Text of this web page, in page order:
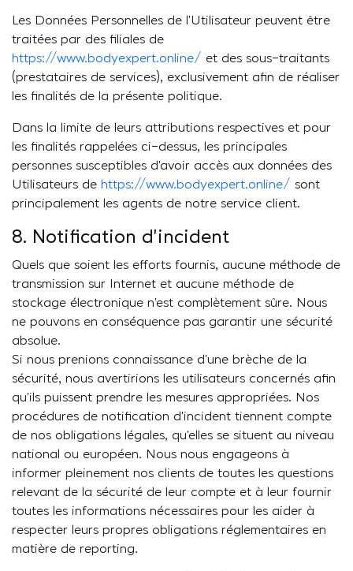
Les Données Personnelles de l’Utilisateur peuvent être
traitées par des filiales de
https://www.bodyexpert.online/ et des sous-traitants
(prestataires de services), exclusivement afin de réaliser
les finalités de la présente politique.
Dans la limite de leurs attributions respectives et pour
les finalités rappelées ci-dessus, les principales
personnes susceptibles d’avoir accès aux données des
Utilisateurs de https://www.bodyexpert.online/ sont
principalement les agents de notre service client.
8. Notification d’incident
Quels que soient les efforts fournis, aucune méthode de
transmission sur Internet et aucune méthode de
stockage électronique n’est complètement sûre. Nous
ne pouvons en conséquence pas garantir une sécurité
absolue.
Si nous prenions connaissance d’une brèche de la
sécurité, nous avertirions les utilisateurs concernés afin
qu’ils puissent prendre les mesures appropriées. Nos
procédures de notification d’incident tiennent compte
de nos obligations légales, qu’elles se situent au niveau
national ou européen. Nous nous engageons à
informer pleinement nos clients de toutes les questions
relevant de la sécurité de leur compte et à leur fournir
toutes les informations nécessaires pour les aider à
respecter leurs propres obligations réglementaires en
matière de reporting.